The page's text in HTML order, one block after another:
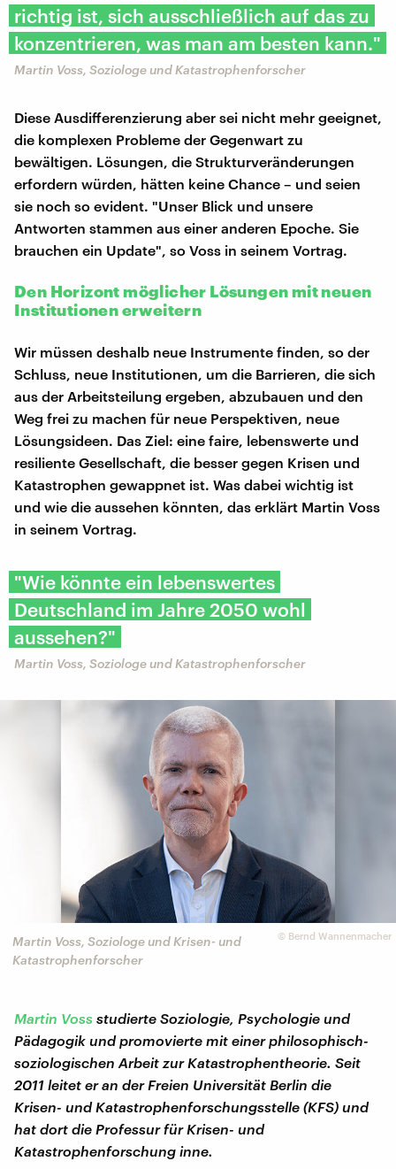
richtig ist, sich ausschließlich auf das zu
konzentrieren, was man am besten kann."
Martin Voss, Soziologe und Katastrophenforscher
Diese Ausdifferenzierung aber sei nicht mehr geeignet,
die komplexen Probleme der Gegenwart zu
bewältigen. Lösungen, die Strukturveränderungen
erfordern würden, hätten keine Chance – und seien
sie noch so evident. "Unser Blick und unsere
Antworten stammen aus einer anderen Epoche. Sie
brauchen ein Update", so Voss in seinem Vortrag.
Den Horizont möglicher Lösungen mit neuen
Institutionen erweitern
Wir müssen deshalb neue Instrumente finden, so der
Schluss, neue Institutionen, um die Barrieren, die sich
aus der Arbeitsteilung ergeben, abzubauen und den
Weg frei zu machen für neue Perspektiven, neue
Lösungsideen. Das Ziel: eine faire, lebenswerte und
resiliente Gesellschaft, die besser gegen Krisen und
Katastrophen gewappnet ist. Was dabei wichtig ist
und wie die aussehen könnten, das erklärt Martin Voss
in seinem Vortrag.
"Wie könnte ein lebenswertes
Deutschland im Jahre 2050 wohl
aussehen?"
Martin Voss, Soziologe und Katastrophenforscher
© Bernd Wannenmacher
Martin Voss, Soziologe und Krisen- und
Katastrophenforscher
Martin Voss studierte Soziologie, Psychologie und
Pädagogik und promovierte mit einer philosophisch-
soziologischen Arbeit zur Katastrophentheorie. Seit
2011 leitet er an der Freien Universität Berlin die
Krisen- und Katastrophenforschungsstelle (KFS) und
hat dort die Professur für Krisen- und
Katastrophenforschung inne.